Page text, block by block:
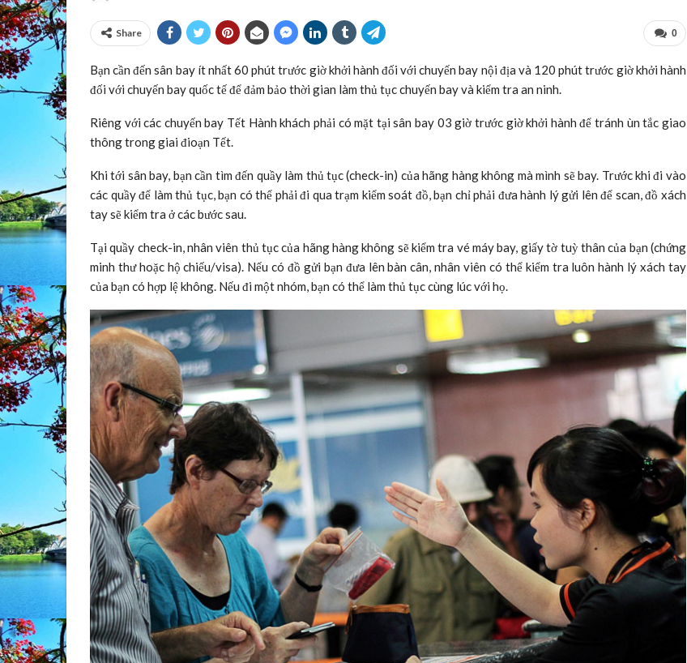
0
Share
Bạn cần đến sân bay ít nhất 60 phút trước giờ khởi hành đối với chuyến bay nội địa và 120 phút trước giờ khởi hành
đối với chuyến bay quốc tế để đảm bảo thời gian làm thủ tục chuyến bay và kiểm tra an ninh.
Riêng với các chuyến bay Tết Hành khách phải có mặt tại sân bay 03 giờ trước giờ khởi hành để tránh ùn tắc giao
thông trong giai đioạn Tết.
Khi tới sân bay, bạn cần tìm đến quầy làm thủ tục (check-in) của hãng hàng không mà mình sẽ bay. Trước khi đi vào
các quầy để làm thủ tục, bạn có thể phải đi qua trạm kiểm soát đồ, bạn chỉ phải đưa hành lý gửi lên để scan, đồ xách
tay sẽ kiểm tra ở các bước sau.
Tại quầy check-in, nhân viên thủ tục của hãng hàng không sẽ kiểm tra vé máy bay, giấy tờ tuỳ thân của bạn (chứng
minh thư hoặc hộ chiếu/visa). Nếu có đồ gửi bạn đưa lên bàn cân, nhân viên có thể kiểm tra luôn hành lý xách tay
của bạn có hợp lệ không. Nếu đi một nhóm, bạn có thể làm thủ tục cùng lúc với họ.